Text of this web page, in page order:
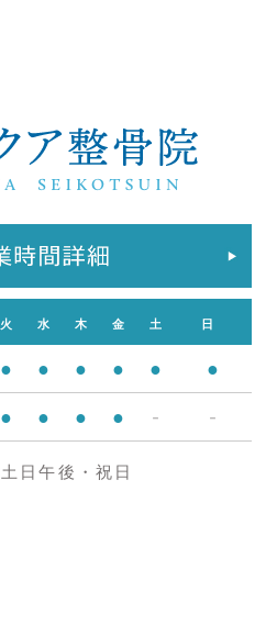
火 水 木 金 土 日
● ● ● ● ● ●
● ● ● ● － －
日午後・祝日